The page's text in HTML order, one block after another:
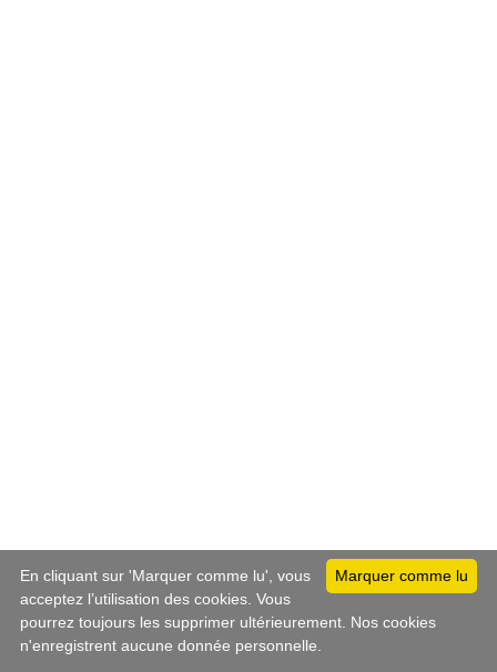
Marquer comme lu
En cliquant sur 'Marquer comme lu', vous
acceptez l’utilisation des cookies. Vous
pourrez toujours les supprimer ultérieurement. Nos cookies
n'enregistrent aucune donnée personnelle.